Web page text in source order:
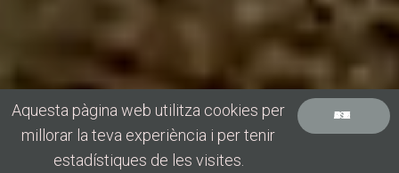
Aquesta pàgina web utilitza cookies per
millorar la teva experiència i per tenir
estadístiques de les visites.
ACCEPT COOKIES